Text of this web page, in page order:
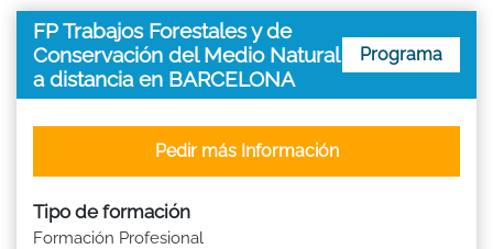
FP Trabajos Forestales y de
Conservación del Medio Natural
a distancia en BARCELONA
Programa
Tipo de formación
Formación Profesional
Pedir más Información